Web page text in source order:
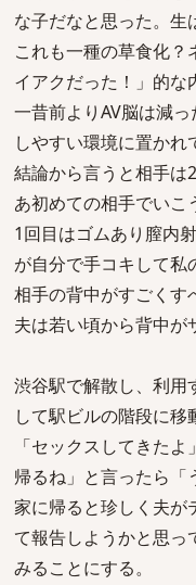
な子だなと思った。生
これも一種の草食化
イアクだった！」的な
一昔前よりAV脳は減
しやすい環境に置かれ
結論から言うと相手は
あ初めての相手でいこ
1回目はゴムあり膣内
が自分で手コキして私
相手の背中がすごくす
夫は若い頃から背中が
渋谷駅で解散し、利用
して駅ビルの階段に移
「セックスしてきた
帰るね」と言ったら「
家に帰ると珍しく夫が
て報告しようかと思っ
みることにする。